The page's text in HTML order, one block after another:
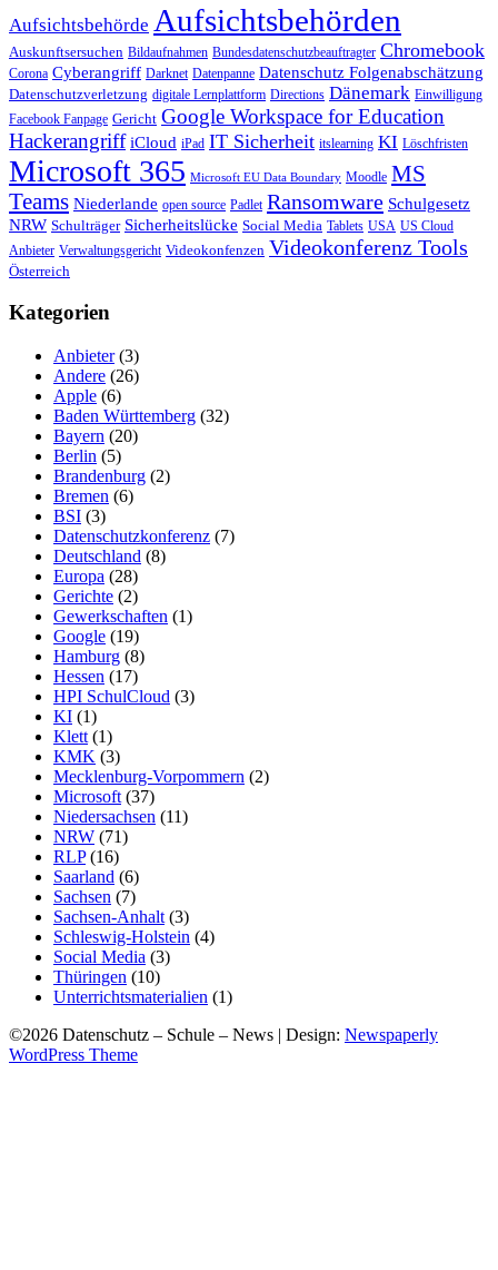
Aufsichtsbehörde Aufsichtsbehörden
Auskunftsersuchen Bildaufnahmen Bundesdatenschutzbeauftragter Chromebook
Corona Cyberangriff Darknet Datenpanne Datenschutz Folgenabschätzung
Datenschutzverletzung digitale Lernplattform Directions Dänemark Einwilligung
Facebook Fanpage Gericht Google Workspace for Education
Hackerangriff iCloud iPad IT Sicherheit itslearning KI Löschfristen
Microsoft 365 Microsoft EU Data Boundary Moodle MS
Teams Niederlande open source Padlet Ransomware Schulgesetz
NRW Schulträger Sicherheitslücke Social Media Tablets USA US Cloud
Anbieter Verwaltungsgericht Videokonfenzen Videokonferenz Tools
Österreich
Kategorien
Anbieter(3)
Andere (26)
Apple (6)
Baden Württemberg (32)
Bayern (20)
Berlin (5)
Brandenburg (2)
Bremen (6)
BSI (3)
Datenschutzkonferenz (7)
Deutschland (8)
Europa (28)
Gerichte (2)
Gewerkschaften (1)
Google (19)
Hamburg (8)
Hessen (17)
HPI SchulCloud (3)
KI (1)
Klett (1)
KMK (3)
Mecklenburg-Vorpommern (2)
Microsoft (37)
Niedersachsen (11)
NRW (71)
RLP(16)
Saarland (6)
Sachsen (7)
Sachsen-Anhalt (3)
Schleswig-Holstein (4)
Social Media (3)
Thüringen (10)
Unterrichtsmaterialien (1)
©2026 Datenschutz – Schule – News | Design: Newspaperly
WordPress Theme